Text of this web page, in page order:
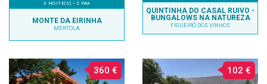
3 NOITE(S) • 2 PAX
MONTE DA EIRINHA
MÉRTOLA
QUINTINHA DO CASAL RUIVO -
BUNGALOWS NA NATUREZA
FIGUEIRÓ DOS VINHOS
360 € 102 €